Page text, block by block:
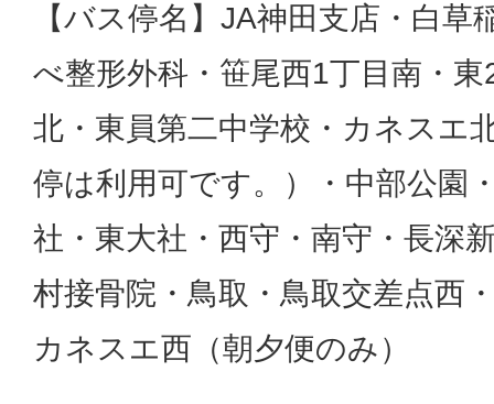
【バス停名】JA神田支店・白草
べ整形外科・笹尾西1丁目南・
北・東員第二中学校・カネスエ
停は利用可です。）・中部公園
社・東大社・西守・南守・長深
村接骨院・鳥取・鳥取交差点西
カネスエ西（朝夕便のみ）